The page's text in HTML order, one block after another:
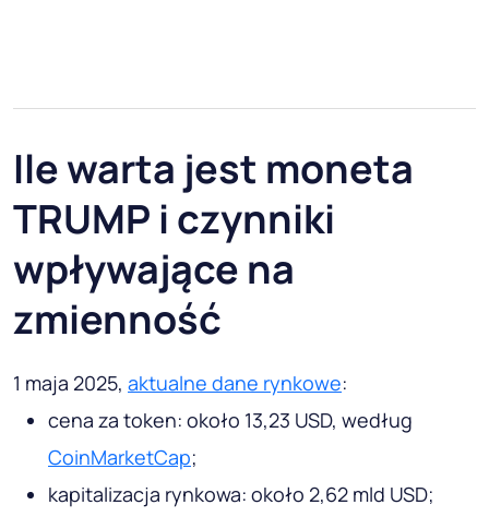
Ile warta jest moneta
TRUMP i czynniki
wpływające na
zmienność
1 maja 2025, aktualne dane rynkowe:
cena za token: około 13,23 USD, według
CoinMarketCap;
kapitalizacja rynkowa: około 2,62 mld USD;